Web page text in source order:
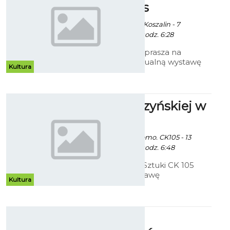
Kultura
Marii Alblas
Ekoszalin / info. UM Koszalin - 7
Października 2014 godz. 6:28
Galeria Ratusz zaprasza na
pierwszą indywidualną wystawę
Kultura
Prace Cedrzyńskiej w
CK 105
Ekoszalin z mat. promo. CK105 - 13
Października 2014 godz. 6:48
Bałtycka Galeria Sztuki CK 105
zaprasza na wystawę